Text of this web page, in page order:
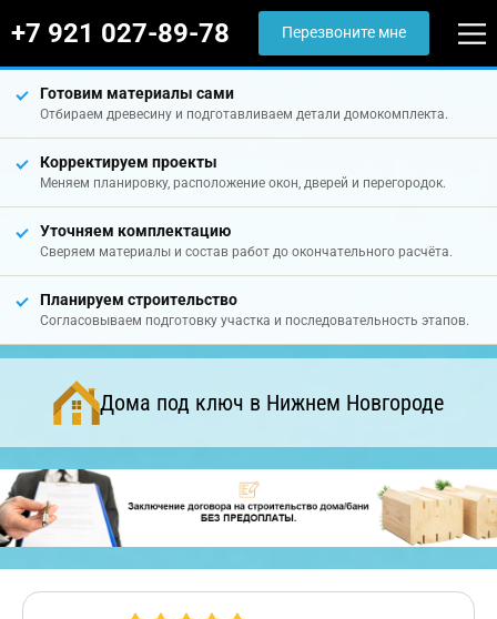
+7 921 027-89-78 Перезвоните мне
Готовим материалы сами
Отбираем древесину и подготавливаем детали домокомплекта.
Корректируем проекты
Меняем планировку, расположение окон, дверей и перегородок.
Уточняем комплектацию
Сверяем материалы и состав работ до окончательного расчёта.
Планируем строительство
Согласовываем подготовку участка и последовательность этапов.
Дома под ключ в Нижнем Новгороде